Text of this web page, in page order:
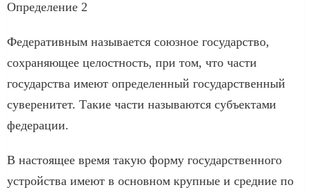
Определение 2
Федеративным называется союзное государство,
сохраняющее целостность, при том, что части
государства имеют определенный государственный
суверенитет. Такие части называются субъектами
федерации.
В настоящее время такую форму государственного
устройства имеют в основном крупные и средние по